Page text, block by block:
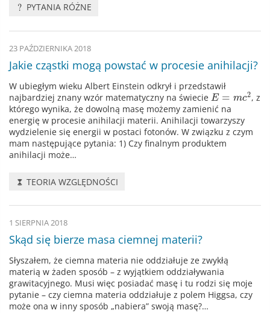
PYTANIA RÓŻNE
23 PAŹDZIERNIKA 2018
Jakie cząstki mogą powstać w procesie anihilacji?
W ubiegłym wieku Albert Einstein odkrył i przedstawił
najbardziej znany wzór matematyczny na świecie E = mc2, z
którego wynika, że dowolną masę możemy zamienić na
energię w procesie anihilacji materii. Anihilacji towarzyszy
wydzielenie się energii w postaci fotonów. W związku z czym
mam następujące pytania: 1) Czy finalnym produktem
anihilacji może…
TEORIA WZGLĘDNOŚCI
1 SIERPNIA 2018
Skąd się bierze masa ciemnej materii?
Słyszałem, że ciemna materia nie oddziałuje ze zwykłą
materią w żaden sposób – z wyjątkiem oddziaływania
grawitacyjnego. Musi więc posiadać masę i tu rodzi się moje
pytanie – czy ciemna materia oddziałuje z polem Higgsa, czy
może ona w inny sposób „nabiera” swoją masę?…